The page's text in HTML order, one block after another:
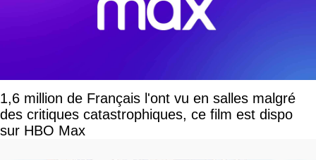
1,6 million de Français l'ont vu en salles malgré
des critiques catastrophiques, ce film est dispo
sur HBO Max